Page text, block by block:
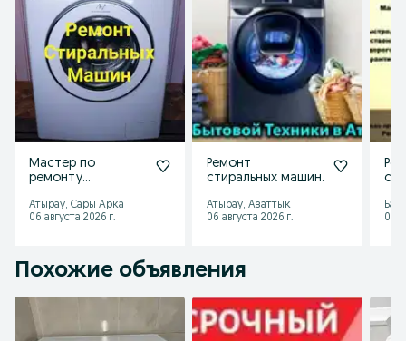
Мастер по
ремонту
Атырау, Сары Арка
06 августа 2026 г.
Ремонт
стиральных машин.
Атырау, Азаттык
06 августа 2026 г.
05
Похожие объявления